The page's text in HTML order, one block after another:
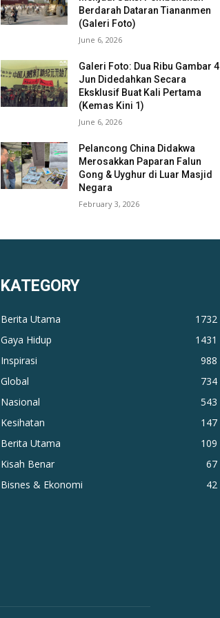
Berdarah Dataran Tiananmen
(Galeri Foto)
June 6, 2026
Galeri Foto: Dua Ribu Gambar 4
Jun Didedahkan Secara
Eksklusif Buat Kali Pertama
(Kemas Kini 1)
June 6, 2026
Pelancong China Didakwa
Merosakkan Paparan Falun
Gong & Uyghur di Luar Masjid
Negara
February 3, 2026
KATEGORY
Berita Utama
1732
Gaya Hidup
1431
Inspirasi
988
Global
734
Nasional
543
Kesihatan
147
Berita Utama
109
Kisah Benar
67
Bisnes & Ekonomi
42